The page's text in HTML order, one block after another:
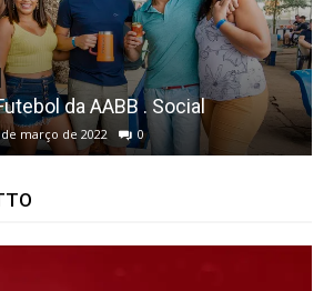
da AABB . Social
março de 2022 0